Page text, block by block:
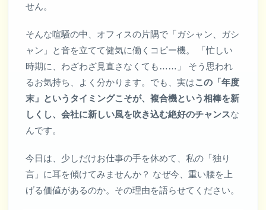
せん。
そんな喧騒の中、オフィスの片隅で「ガシャン、ガシ
ャン」と音を立てて健気に働くコピー機。 「忙しい
時期に、わざわざ見直さなくても……」 そう思われ
るお気持ち、よく分かります。でも、実はこの「年度
末」というタイミングこそが、複合機という相棒を新
しくし、会社に新しい風を吹き込む絶好のチャンスな
んです。
今日は、少しだけお仕事の手を休めて、私の「独り
言」に耳を傾けてみませんか？ なぜ今、重い腰を上
げる価値があるのか。その理由を語らせてください。